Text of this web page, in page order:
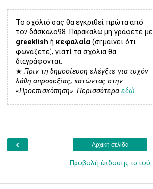
Το σχόλιό σας θα εγκριθεί πρώτα από
τον δάσκαλο98. Παρακαλώ μη γράφετε με
greeklish ή κεφαλαία (σημαίνει ότι
φωνάζετε), γιατί τα σχόλια θα
διαγράφονται.
★ Πριν τη δημοσίευση ελέγξτε για τυχόν
λάθη απροσεξίας, πατώντας στην
«Προεπισκόπηση». Περισσότερα εδώ.
‹ Αρχική σελίδα
Προβολή έκδοσης ιστού